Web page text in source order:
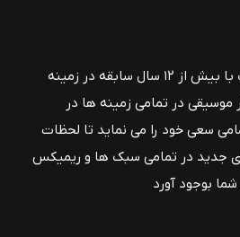
سایت و گروه میفا موزیک با بیش از ۱۲ سال سابقه در زمینه
در تمامی زمینه ها در
سعی خود را می نماید تا لحظات
جدید در تمامی سبک ها و ریمیکس
بوجود آورد